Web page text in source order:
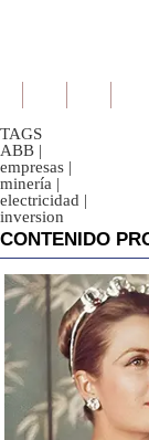
TAGS
ABB |
empresas |
minería |
electricidad |
inversion